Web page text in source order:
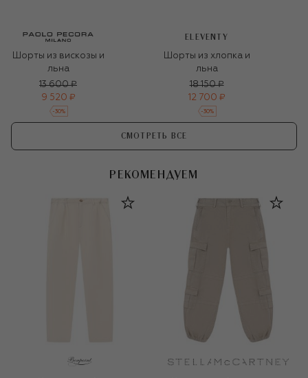
Шорты из вискозы и
льна
13 600 ₽
9 520 ₽
-30%
ELEVENTY
Шорты из хлопка и
льна
18 150 ₽
12 700 ₽
-30%
СМОТРЕТЬ ВСЕ
РЕКОМЕНДУЕМ